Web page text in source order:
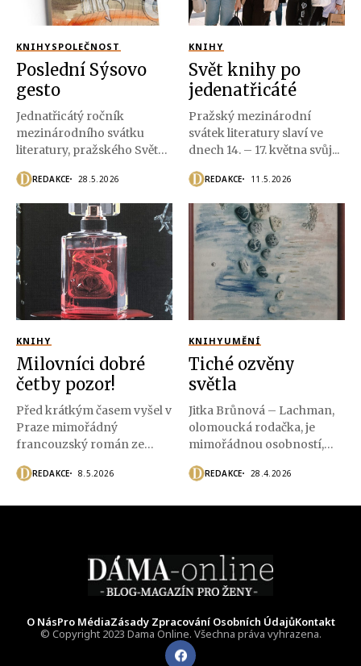
KNIHY SPOLEČNOST
Poslední Sýsovo
gesto
Jednatřicátý ročník
mezinárodního svátku
literatury, pražského Světa
jarních...
REDAKCE 28.5.2026
KNIHY
Svět knihy po
jedenatřicáté
Pražský mezinárodní
svátek literatury slaví ve
dnech 14. – 17. května svůj...
REDAKCE 11.5.2026
KNIHY
Milovníci dobré
četby pozor!
Před krátkým časem vyšel v
Praze mimořádný
francouzský román ze
REDAKCE 8.5.2026
KNIHY UMĚNÍ
Tiché ozvěny
světla
Jitka Brůnová – Lachman,
olomoucká rodačka, je
mimořádnou osobností,
matematickými...
REDAKCE 28.4.2026
O NásPro MédiaZásady Zpracování Osobních ÚdajůKontakt
© Copyright 2023 Dama Online. Všechna práva vyhrazena.